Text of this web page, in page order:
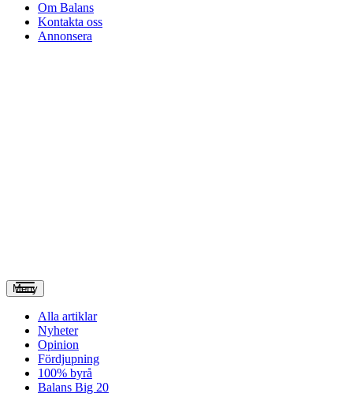
Om Balans
Kontakta oss
Annonsera
Meny
Alla artiklar
Nyheter
Opinion
Fördjupning
100% byrå
Balans Big 20